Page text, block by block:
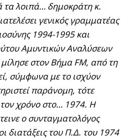
λοιπά… δημοκράτη κ.
γενικός γραμματέας
1994-1995 και
Αμυντικών Αναλύσεων
στον Βήμα FM, από τη
σύμφωνα με το ισχύον
παράνομη, τότε
χρόνο στο… 1974. Η
ο συνταγματολόγος
διατάξεις του Π.Δ. του 1974